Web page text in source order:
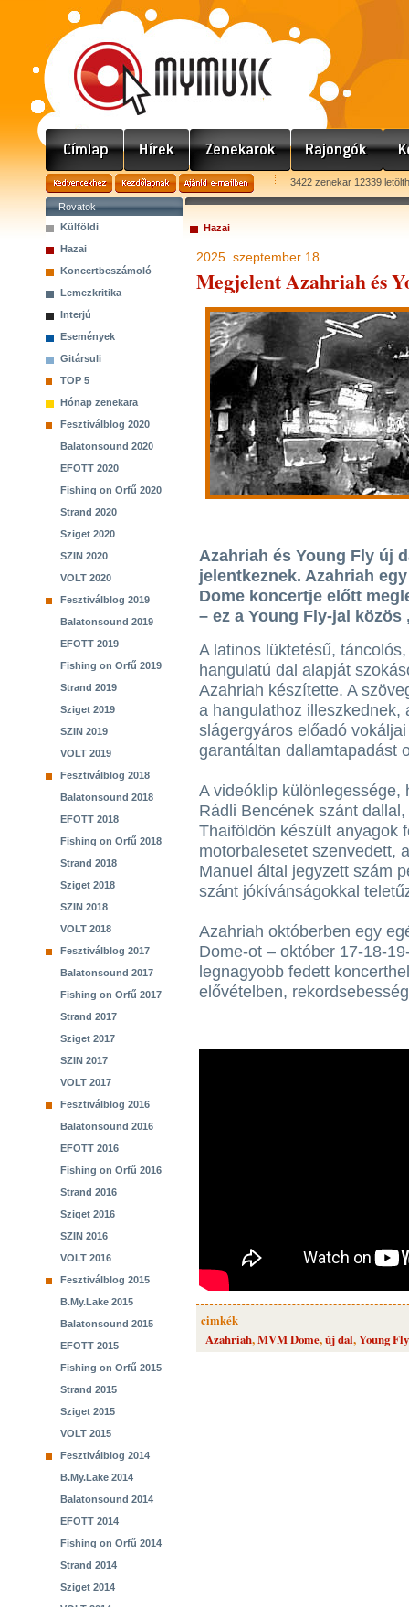
3422 zenekar 12339
Rovatok
Külföldi
Hazai
Koncertbeszámoló
Lemezkritika
Interjú
Események
Gitársuli
TOP 5
Hónap zenekara
Fesztiválblog 2020
Balatonsound 2020
EFOTT 2020
Fishing on Orfű 2020
Strand 2020
Sziget 2020
SZIN 2020
VOLT 2020
Fesztiválblog 2019
Balatonsound 2019
EFOTT 2019
Fishing on Orfű 2019
Strand 2019
Sziget 2019
SZIN 2019
VOLT 2019
Fesztiválblog 2018
Balatonsound 2018
EFOTT 2018
Fishing on Orfű 2018
Strand 2018
Sziget 2018
SZIN 2018
VOLT 2018
Fesztiválblog 2017
Balatonsound 2017
Fishing on Orfű 2017
Strand 2017
Sziget 2017
SZIN 2017
VOLT 2017
Fesztiválblog 2016
Balatonsound 2016
EFOTT 2016
Fishing on Orfű 2016
Strand 2016
Sziget 2016
SZIN 2016
VOLT 2016
Fesztiválblog 2015
B.My.Lake 2015
Balatonsound 2015
EFOTT 2015
Fishing on Orfű 2015
Strand 2015
Sziget 2015
VOLT 2015
Fesztiválblog 2014
B.My.Lake 2014
Balatonsound 2014
EFOTT 2014
Fishing on Orfű 2014
Strand 2014
Sziget 2014
Hazai
2025. szeptember 18.
Megjelent Azahriah és
Azahriah és Young Fly új
jelentkeznek. Azahriah
Dome koncertje előtt
– ez a Young Fly-jal közös
A latinos lüktetésű,
hangulatú dal alapját
Azahriah készítette. A
a hangulathoz illeszkednek,
slágergyáros előadó
garantáltan dallamtapadást
A videóklip különlegessége,
Rádli Bencének szánt
Thaiföldön készült anyagok
motorbalesetet szenvedett,
Manuel által jegyzett szám
szánt jókívánságokkal
Azahriah októberben egy
Dome-ot – október 17-18-
legnagyobb fedett
elővételben,
cimkék
Azahriah,MVM Dome,új dal,Young Fly